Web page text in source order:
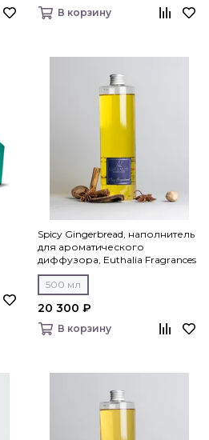
В корзину
Spicy Gingerbread, наполнитель
для ароматического
диффузора, Euthalia Fragrances
500 мл
20 300 ₽
В корзину